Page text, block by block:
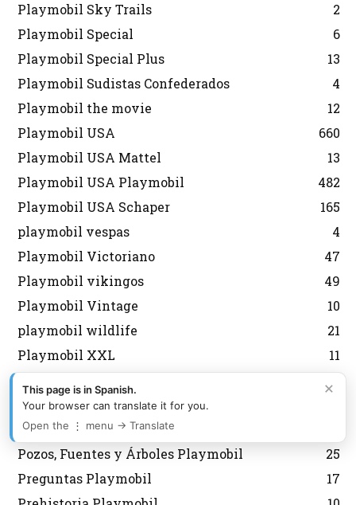
Playmobil Sky Trails
2
Playmobil Special
6
Playmobil Special Plus
13
Playmobil Sudistas Confederados
4
Playmobil the movie
12
Playmobil USA
660
Playmobil USA Mattel
13
Playmobil USA Playmobil
482
Playmobil USA Schaper
165
playmobil vespas
4
Playmobil Victoriano
47
Playmobil vikingos
49
Playmobil Vintage
10
playmobil wildlife
21
Playmobil XXL
11
PopStars y Música Playmobil
Porsche Playmobil
Pozos, Fuentes y Árboles Playmobil
25
Preguntas Playmobil
17
×
This page is in Spanish.
Your browser can translate it for you.
Open the ⋮ menu → Translate